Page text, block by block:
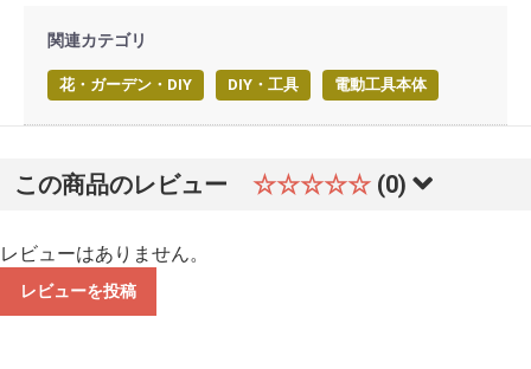
関連カテゴリ
花・ガーデン・DIY DIY・工具 電動工具本体
この商品のレビュー ☆☆☆☆☆ (0)
レビューはありません。
レビューを投稿